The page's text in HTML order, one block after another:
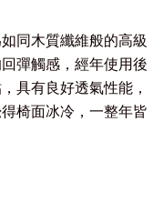
同木質纖維般的高級
彈觸感，經年使用後
具有良好透氣性能，
椅面冰冷，一整年皆